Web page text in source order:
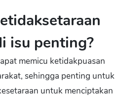
isu penting?
memicu ketidakpuasan
sehingga penting untuk
untuk menciptakan